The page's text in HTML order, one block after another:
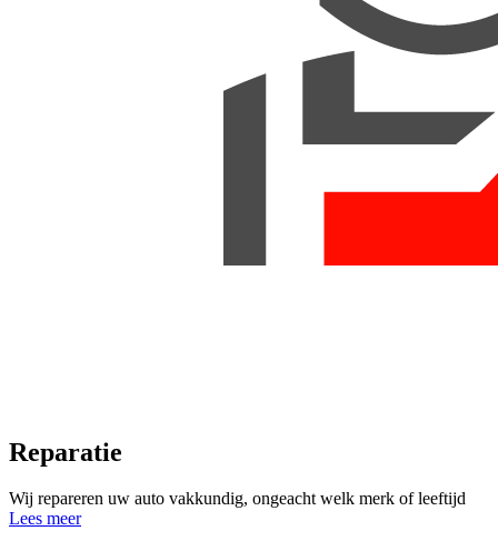
Reparatie
Wij repareren uw auto vakkundig, ongeacht welk merk of leeftijd
Lees meer